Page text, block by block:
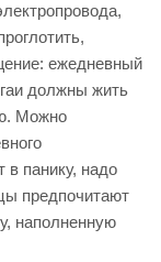
ежедневный
должны жить
Можно
в панику, надо
предпочитают
наполненную